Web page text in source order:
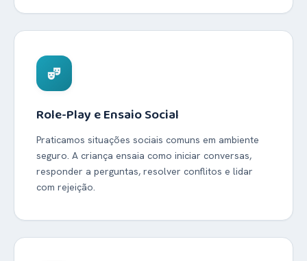
theater_comedy
Role-Play e Ensaio Social
Praticamos situações sociais comuns em ambiente
seguro. A criança ensaia como iniciar conversas,
responder a perguntas, resolver conflitos e lidar
com rejeição.